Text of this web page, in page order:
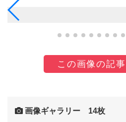
この画像の記
画像ギャラリー 14枚